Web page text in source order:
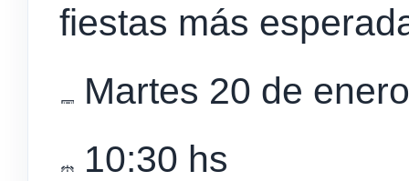
fiestas más
Martes 20 de enero
10:30 hs